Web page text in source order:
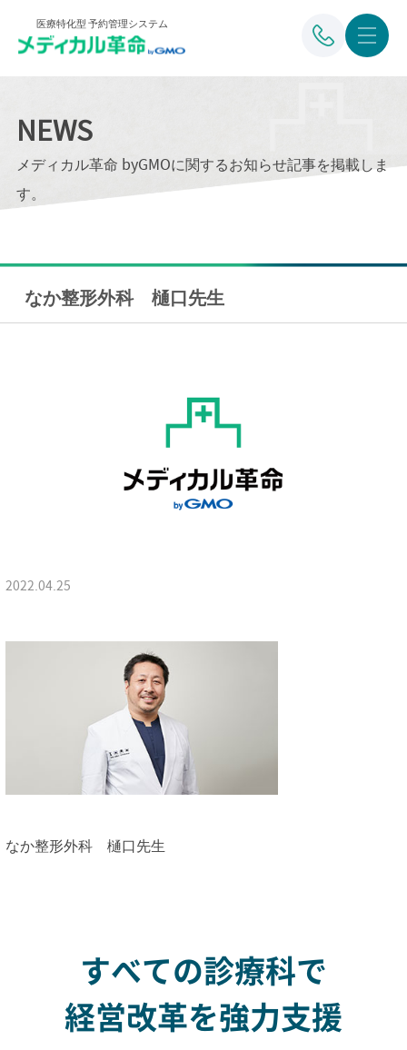
医療特化型 予約管理システム
NEWS
メディカル革命 byGMOに関するお知らせ記事を掲載しま
す。
なか整形外科 樋口先生
2022.04.25
なか整形外科 樋口先生
すべての診療科で
経営改革を強力支援